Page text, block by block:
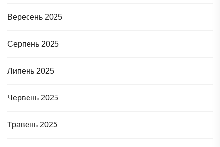
Вересень 2025
Серпень 2025
Липень 2025
Червень 2025
Травень 2025